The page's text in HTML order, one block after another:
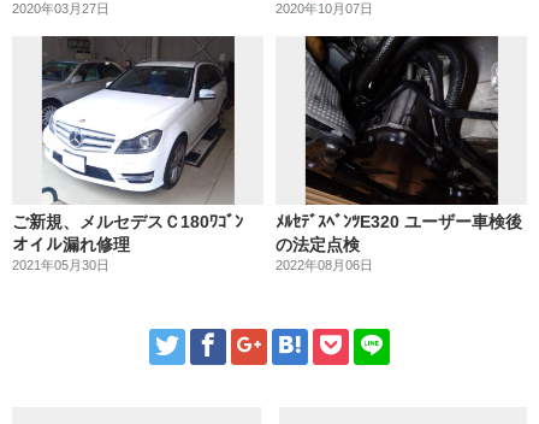
2020年03月27日 2020年10月07日
ご新規、メルセデスＣ180ﾜｺﾞﾝ
オイル漏れ修理
2021年05月30日
ﾒﾙｾﾃﾞｽﾍﾞﾝﾂE320 ユーザー車検後
の法定点検
2022年08月06日